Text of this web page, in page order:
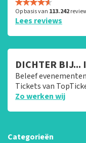
Op basis van 113.242
Lees reviews
DICHTER BIJ...
Beleef
Tickets van
Zo werken wij
Categorieën